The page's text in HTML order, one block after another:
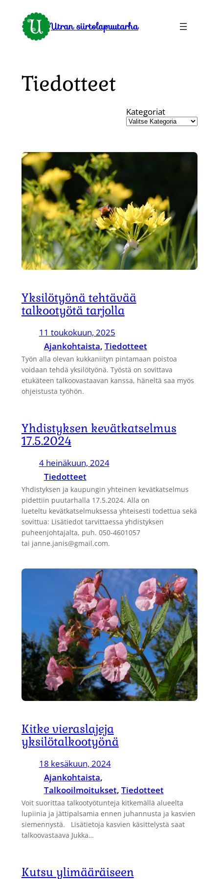
sisältöön
Utran siirtolapuutarha
Tiedotteet
Kategoriat
Yksilötyönä tehtävää
talkootyötä tarjolla
11 toukokuun, 2025
Ajankohtaista, Tiedotteet
Työn alla olevan kukkaniityn pintamaan poistoa
voidaan tehdä yksilötyönä. Työstä on sovittava
etukäteen talkoovastaavan kanssa, häneltä saa myös
ohjeistusta työhön.
Yhdistyksen kevätkatselmus
17.5.2024
4 heinäkuun, 2024
Tiedotteet
Yhdistyksen ja kaupungin yhteinen kevätkatselmus
pidettiin puutarhalla 17.5.2024. Alla on
lueteltu kevätkatselmuksessa yhteisesti todettua sekä
sovittua: Lisätiedot tarvittaessa yhdistyksen
puheenjohtajalta, puh. 050-4601057
tai janne.janis@gmail.com.
Kitke vieraslajeja
yksilötalkootyönä
18 kesäkuun, 2024
Ajankohtaista
Talkooilmoitukset, Tiedotteet
Voit suorittaa talkootyötunteja kitkemällä alueelta
lupiinia ja jättipalsamia ennen juhannusta ja kasvien
siemennystä. Lisätietoja kasvien käsittelystä saat
talkoovastaava Jukka…
Kutsu ylimääräiseen